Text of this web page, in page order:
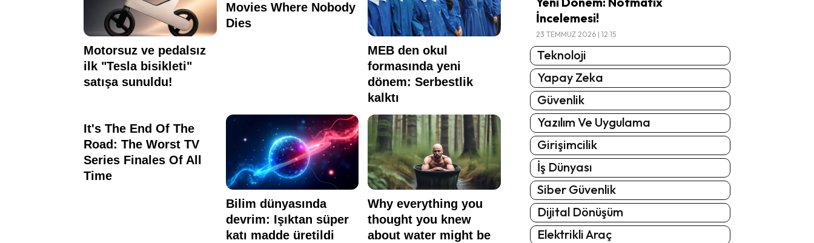
İncelemesi!
23 TEMMUZ 2026 | 12:15
Teknoloji
Yapay Zeka
Güvenlik
Yazılım Ve Uygulama
Girişimcilik
İş Dünyası
Siber Güvenlik
Dijital Dönüşüm
Elektrikli Araç